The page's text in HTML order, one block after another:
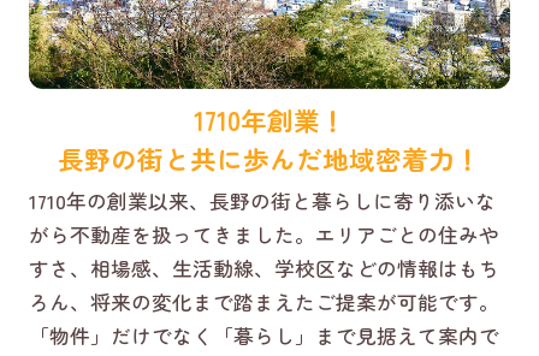
1710年創業！
長野の街と共に歩んだ地域密着力！
1710年の創業以来、長野の街と暮らしに寄り添いな
がら不動産を扱ってきました。エリアごとの住みや
すさ、相場感、生活動線、学校区などの情報はもち
ろん、将来の変化まで踏まえたご提案が可能です。
「物件」だけでなく「暮らし」まで見据えて案内で